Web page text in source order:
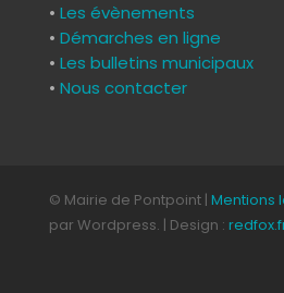
• Les évènements
• Démarches en ligne
• Les bulletins municipaux
• Nous contacter
© Mairie de Pontpoint | Mentions
par Wordpress. | Design :